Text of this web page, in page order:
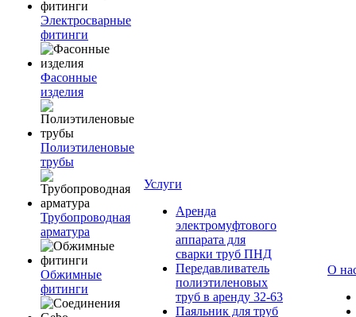
Электросварные
фитинги
Фасонные
изделия
Полиэтиленовые
трубы
Трубопроводная
арматура
Обжимные
фитинги
Услуги
Аренда
электромуфтового
аппарата для
сварки труб ПНД
Передавливатель
полиэтиленовых
труб в аренду 32-63
Паяльник для труб
О